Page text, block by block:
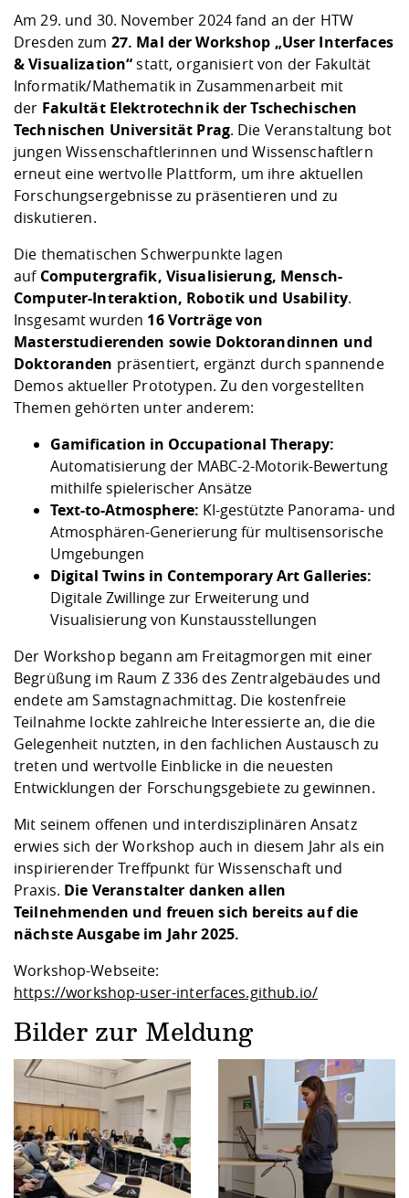
Vorbereitung
Checkliste zum
Studien- und
und Physik
Digitales Lernen
Fremdsprachen
Jobs, Praktika,
Studieren in
Lebenslagen
Studentenwerk
Angebote der
Career Service
Lehren,
Weiterbilden im
Formulare und
Internationale
Formulare und
FIS -
Prototyping und
Gründung und
Kooperationen
Kontakt &
Klimaschutz &
Förderverein
Gremien und
Informatik/
Landbau/
Maschinenbau
Angebote für Unternehmen
Kontakt und Anfahrt
Qualitätssicherung
Am 29. und 30. November 2024 fand an der HTW
Dresden zum 27. Mal der Workshop „User Interfaces
& Visualization“statt, organisiert von der Fakultät
Informatik/Mathematik in Zusammenarbeit mit
der Fakultät Elektrotechnik der Tschechischen
Technischen Universität Prag. Die Veranstaltung bot
jungen Wissenschaftlerinnen und Wissenschaftlern
erneut eine wertvolle Plattform, um ihre aktuellen
Forschungsergebnisse zu präsentieren und zu
diskutieren.
Die thematischen Schwerpunkte lagen
auf Computergrafik, Visualisierung, Mensch-
Computer-Interaktion, Robotik und Usability.
Insgesamt wurden 16 Vorträge von
Masterstudierenden sowie Doktorandinnen und
Doktoranden präsentiert, ergänzt durch spannende
Demos aktueller Prototypen. Zu den vorgestellten
Themen gehörten unter anderem:
Gamification in Occupational Therapy:
Automatisierung der MABC-2-Motorik-Bewertung
mithilfe spielerischer Ansätze
Text-to-Atmosphere: KI-gestützte Panorama- und
Atmosphären-Generierung für multisensorische
Umgebungen
Digital Twins in Contemporary Art Galleries:
Digitale Zwillinge zur Erweiterung und
Visualisierung von Kunstausstellungen
Der Workshop begann am Freitagmorgen mit einer
Begrüßung im Raum Z 336 des Zentralgebäudes und
endete am Samstagnachmittag. Die kostenfreie
Teilnahme lockte zahlreiche Interessierte an, die die
Gelegenheit nutzten, in den fachlichen Austausch zu
treten und wertvolle Einblicke in die neuesten
Entwicklungen der Forschungsgebiete zu gewinnen.
Mit seinem offenen und interdisziplinären Ansatz
erwies sich der Workshop auch in diesem Jahr als ein
inspirierender Treffpunkt für Wissenschaft und
Praxis. Die Veranstalter danken allen
Teilnehmenden und freuen sich bereits auf die
nächste Ausgabe im Jahr 2025.
Workshop-Webseite:
https://workshop-user-interfaces.github.io/
Bilder zur Meldung